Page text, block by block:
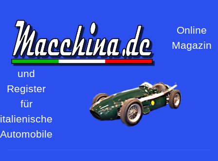
Online
Magazin
und
Register
für
italienische
Automobile